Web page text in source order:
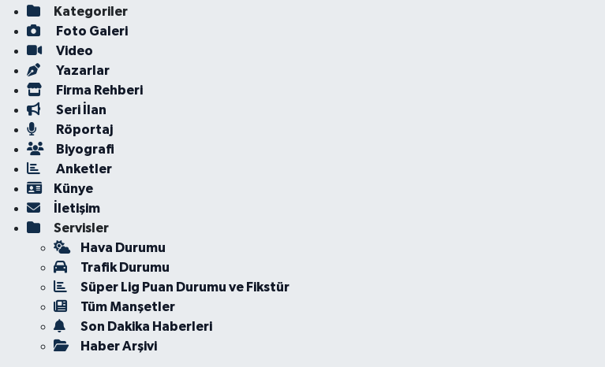
Kategoriler
Foto Galeri
Video
Yazarlar
Firma Rehberi
Seri İlan
Röportaj
Biyografi
Anketler
Künye
İletişim
Servisler
Hava Durumu
Trafik Durumu
Süper Lig Puan Durumu ve Fikstür
Tüm Manşetler
Son Dakika Haberleri
Haber Arşivi